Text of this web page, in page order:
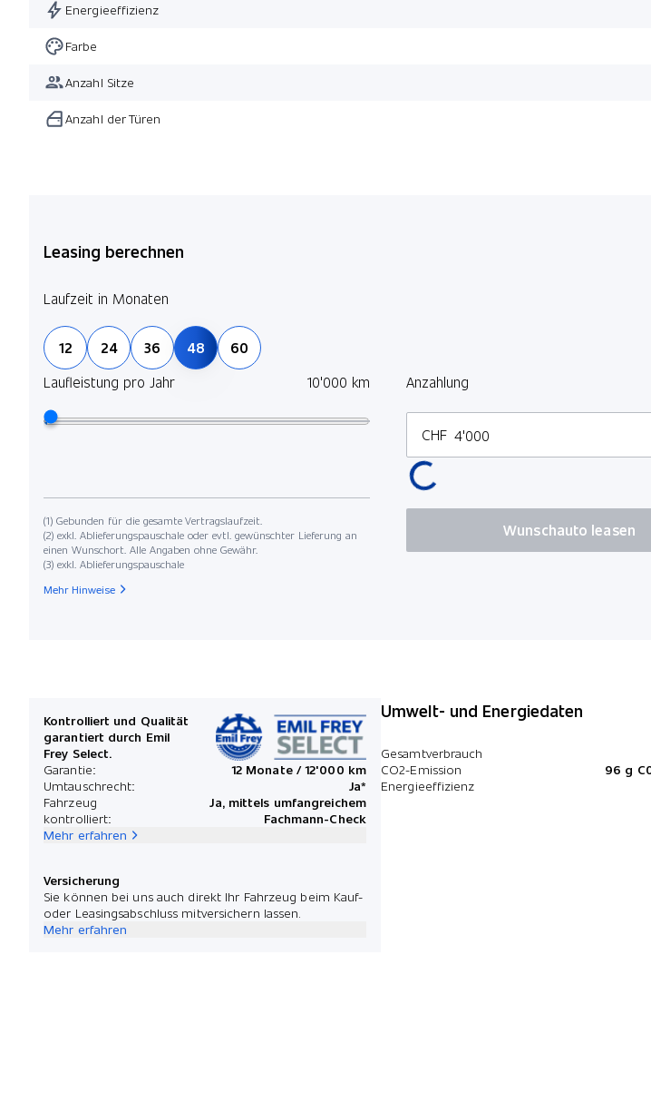
Energieeffizienz
Farbe
Anzahl Sitze
Anzahl der Türen
Leasing berechnen
Laufzeit in Monaten
12 24 36 48
60
Laufleistung pro Jahr
10'000 km Anzahlung
CHF
(1) Gebunden für die gesamte Vertragslaufzeit.
(2) exkl. Ablieferungspauschale oder evtl. gewünschter Lieferung an
einen Wunschort. Alle Angaben ohne Gewähr.
(3) exkl. Ablieferungspauschale
Wunschauto leasen
Mehr Hinweise
Kontrolliert und Qualität
garantiert durch Emil
Frey Select.
Garantie:
12 Monate / 12'000 km
Umtauschrecht:
Ja*
Fahrzeug
kontrolliert:
Ja, mittels umfangreichem
Fachmann-Check
Mehr erfahren
Versicherung
Sie können bei uns auch direkt Ihr Fahrzeug beim Kauf-
oder Leasingsabschluss mitversichern lassen.
Mehr erfahren
Umwelt- und Energiedaten
Gesamtverbrauch
CO2-Emission
96 g
Energieeffizienz